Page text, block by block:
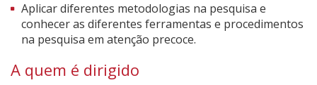
Aplicar diferentes metodologias na pesquisa e
conhecer as diferentes ferramentas e procedimentos
na pesquisa em atenção precoce.
A quem é dirigido